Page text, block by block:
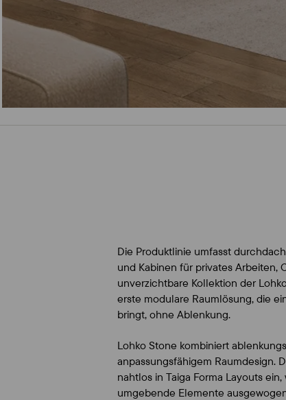
Die Produktlinie umfasst
und Kabinen für privates Arbeiten,
unverzichtbare Kollektion der
erste modulare Raumlösung, die
bringt, ohne Ablenkung.
Lohko Stone kombiniert
anpassungsfähigem Raumdesign.
nahtlos in Taiga Forma Layouts
umgebende Elemente